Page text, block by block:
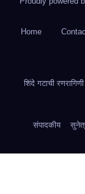
Home
शिंदे गटाची
संपादकीय